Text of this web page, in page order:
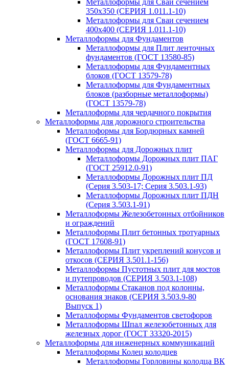
Металлоформы для Сваи сечением
350х350 (СЕРИЯ 1.011.1-10)
Металлоформы для Сваи сечением
400х400 (СЕРИЯ 1.011.1-10)
Металлоформы для Фундаментов
Металлоформы для Плит ленточных
фундаментов (ГОСТ 13580-85)
Металлоформы для Фундаментных
блоков (ГОСТ 13579-78)
Металлоформы для Фундаментных
блоков (разборные металлоформы)
(ГОСТ 13579-78)
Металлоформы для чердачного покрытия
Металлоформы для дорожного строительства
Металлоформы для Бордюрных камней
(ГОСТ 6665-91)
Металлоформы для Дорожных плит
Металлоформы Дорожных плит ПАГ
(ГОСТ 25912.0-91)
Металлоформы Дорожных плит ПД
(Серия 3.503-17; Серия 3.503.1-93)
Металлоформы Дорожных плит ПДН
(Серия 3.503.1-91)
Металлоформы Железобетонных отбойников
и ограждений
Металлоформы Плит бетонных тротуарных
(ГОСТ 17608-91)
Металлоформы Плит укреплений конусов и
откосов (СЕРИЯ 3.501.1-156)
Металлоформы Пустотных плит для мостов
и путепроводов (СЕРИЯ 3.503.1-108)
Металлоформы Стаканов под колонны,
основания знаков (СЕРИЯ 3.503.9-80
Выпуск 1)
Металлоформы Фундаментов светофоров
Металлоформы Шпал железобетонных для
железных дорог (ГОСТ 33320-2015)
Металлоформы для инженерных коммуникаций
Металлоформы Колец колодцев
Металлоформы Горловины колодца ВК